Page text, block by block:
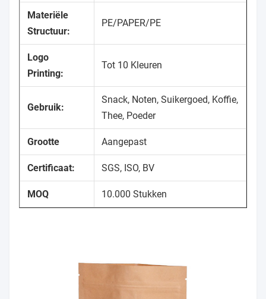
Materiële
Structuur:
PE/PAPER/PE
Logo
Printing:
Tot 10 Kleuren
Gebruik:
Snack, Noten, Suikergoed, Koffie,
Thee, Poeder
Grootte Aangepast
Certificaat: SGS, ISO, BV
MOQ 10.000 Stukken